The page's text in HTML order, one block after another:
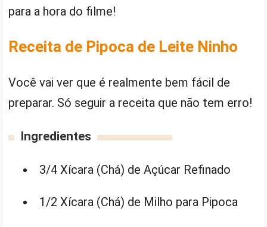
para a hora do filme!
Receita de Pipoca de Leite Ninho
Você vai ver que é realmente bem fácil de
preparar. Só seguir a receita que não tem erro!
Ingredientes
3/4 Xícara (Chá) de Açúcar Refinado
1/2 Xícara (Chá) de Milho para Pipoca